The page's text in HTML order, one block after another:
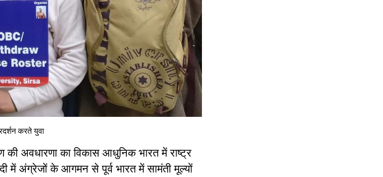
करते युवा
की अवधारणा का विकास आधुनिक भारत में राष्ट्र
में अंग्रेजों के आगमन से पूर्व भारत में सामंती मूल्यों